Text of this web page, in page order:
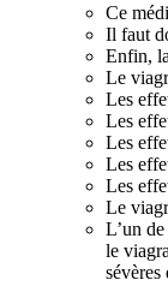
Ce
Il faut
Enfin,
Le
Les
Les
Les
Les
Les
Le
L’un
le
sévères